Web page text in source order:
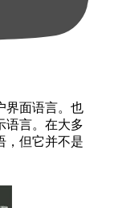
界面语言。也
语言。在大多
，但它并不是